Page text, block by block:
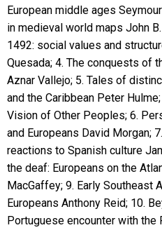
European middle ages
in medieval world maps John
1492: social values and
Quesada; 4. The conquests of
Aznar Vallejo; 5. Tales of
and the Caribbean Peter
Vision of Other Peoples; 6.
and Europeans David Morgan;
reactions to Spanish culture
the deaf: Europeans on the
MacGaffey; 9. Early Southeast
Europeans Anthony Reid; 10.
Portuguese encounter with